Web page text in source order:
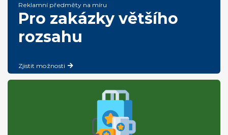
Reklamní předměty na míru
Pro zakázky většího
rozsahu
Zjistit možnosti